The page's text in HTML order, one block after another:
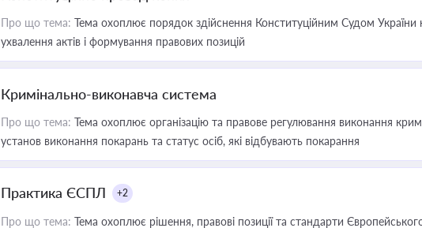
Про що тема: Тема охоплює порядок здійснення Конституційним Судом України
ухвалення актів і формування правових позицій
Кримінально-виконавча система
Про що тема: Тема охоплює організацію та правове регулювання виконання
установ виконання покарань та статус осіб, які відбувають покарання
Практика ЄСПЛ +2
Про що тема: Тема охоплює рішення, правові позиції та стандарти